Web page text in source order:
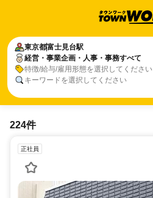
東京都富士見台駅
経営・事業企画・人事・事務すべて
特徴/給与/雇用形態を選択してください
キーワードを選択してください
224件
正社員